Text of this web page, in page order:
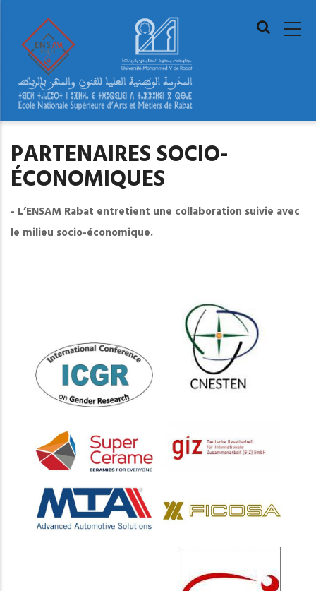
content
MAIN
BREADCRUMB
Home» Partenaires socio-économiques
PARTENAIRES SOCIO-
ÉCONOMIQUES
- L’ENSAM Rabat entretient une collaboration suivie avec
le milieu socio-économique.